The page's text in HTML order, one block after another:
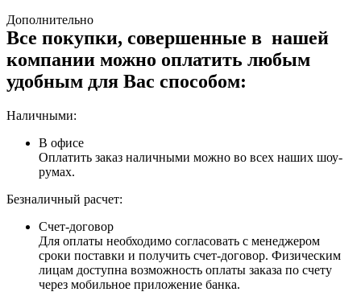
Дополнительно
Все покупки, совершенные в нашей
компании можно оплатить любым
удобным для Вас способом:
Наличными:
В офисе
Оплатить заказ наличными можно во всех наших шоу-
румах.
Безналичный расчет:
Счет-договор
Для оплаты необходимо согласовать с менеджером
сроки поставки и получить счет-договор. Физическим
лицам доступна возможность оплаты заказа по счету
через мобильное приложение банка.